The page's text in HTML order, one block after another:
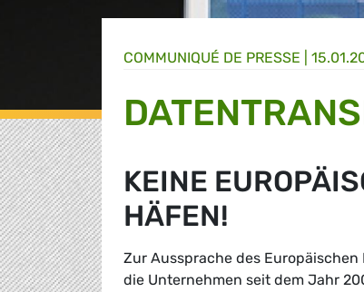
COMMUNIQUÉ DE PRESSE
KEINE
HÄFEN!
Zur Aussprache des Europäischen
die Unternehmen seit dem Jahr